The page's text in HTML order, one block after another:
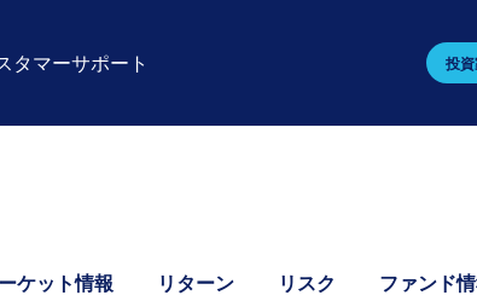
タマーサポート 投
ケット情報 リターン リスク ファンド